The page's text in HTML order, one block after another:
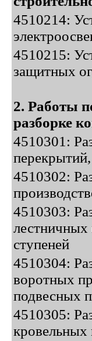
4510214:
4510215:
защитных
2. Работы
разборке
4510301:
4510302:
4510303:
ступеней
4510304:
воротных
подвесных
4510305: